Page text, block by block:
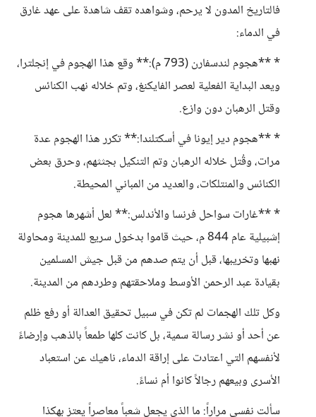
فالتاريخ المدون لا يرحم، وشواهده تقف شاهدة على عهد غارق
في الدماء:
* **هجوم لندسفارن (793 م):** وقع هذا الهجوم في إنجلترا،
ويعد البداية الفعلية لعصر الفايكنغ، وتم خلاله نهب الكنائس
وقتل الرهبان دون وازع.
* **هجوم دير إيونا في أسكتلندا:** تكرر هذا الهجوم عدة
مرات، وقُتل خلاله الرهبان وتم التنكيل بجثثهم، وحرق بعض
الكنائس والمنتلكات، والعديد من المباني المحيطة.
* **غارات سواحل فرنسا والأندلس:** لعل أشهرها هجوم
إشبيلية عام 844 م، حيث قاموا بدخول سريع للمدينة ومحاولة
نهبها وتخريبها، قبل أن يتم صدهم من قبل جيش المسلمين
بقيادة عبد الرحمن الأوسط وملاحقتهم وطردهم من المدينة.
وكل تلك الهجمات لم تكن في سبيل تحقيق العدالة أو رفع ظلم
عن أحد أو نشر رسالة سمية، بل كانت كلها طمعاً بالذهب وإرضاءً
لأنفسهم التي اعتادت على إراقة الدماء، ناهيك عن استعباد
الأسرى وبيعهم رجالاً كانوا أم نساءً.
سألت نفسي مراراً: ما الذي يجعل شعباً معاصراً يعتز بهكذا